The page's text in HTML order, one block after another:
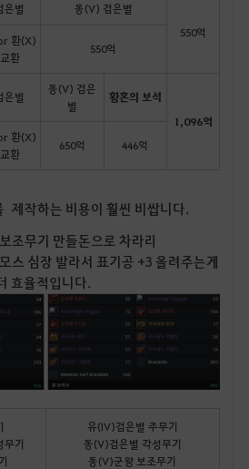
은별
동(V) 검은별
550억
환(X)
환
550억
은별
동(V) 검은
별
황혼의 보석
1,096억
환(X)
환
650억 446억
제작하는 비용이 훨씬 비쌉니다.
조무기 만들돈으로 차라리
스 심장 발라서 표기공 +3 올려주는게
효율적입니다.
무기
유(IV)검은별 주무기
동(V)검은별 각성무기
동(V)군왕 보조무기